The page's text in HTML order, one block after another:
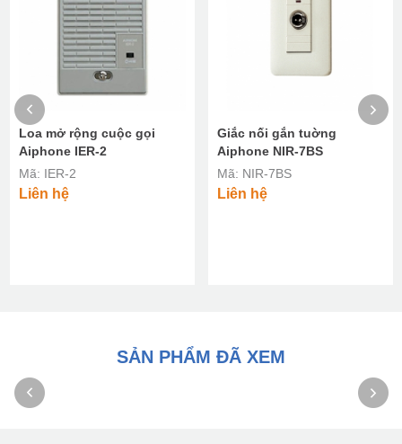
Giắc nối gắn tuờng
Aiphone NIR-7BS
Mã: NIR-7BS
Liên hệ
Đèn báo tín hiệu Aiphone
NIR-4S
Mã: NIR-4S
Liên hệ
SẢN PHẨM ĐÃ XEM